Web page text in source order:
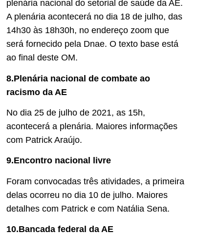
plenária nacional do setorial de saúde da AE.
A plenária acontecerá no dia 18 de julho, das
14h30 às 18h30h, no endereço zoom que
será fornecido pela Dnae. O texto base está
ao final deste OM.
8.Plenária nacional de combate ao
racismo da AE
No dia 25 de julho de 2021, as 15h,
acontecerá a plenária. Maiores informações
com Patrick Araújo.
9.Encontro nacional livre
Foram convocadas três atividades, a primeira
delas ocorreu no dia 10 de julho. Maiores
detalhes com Patrick e com Natália Sena.
10.Bancada federal da AE